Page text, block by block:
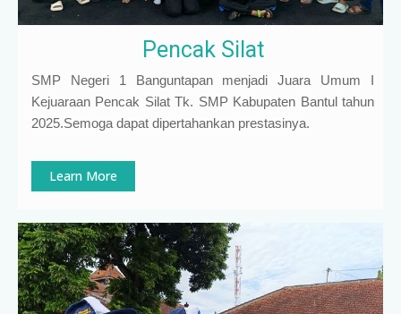
Pencak Silat
SMP Negeri 1 Banguntapan menjadi Juara Umum I
Kejuaraan Pencak Silat Tk. SMP Kabupaten Bantul tahun
2025.Semoga dapat dipertahankan prestasinya.
Learn More